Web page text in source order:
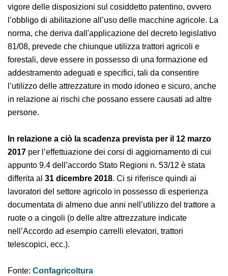
vigore delle disposizioni sul cosiddetto patentino, ovvero
l’obbligo di abilitazione all’uso delle macchine agricole. La
norma, che deriva dall'applicazione del decreto legislativo
81/08, prevede che chiunque utilizza trattori agricoli e
forestali, deve essere in possesso di una formazione ed
addestramento adeguati e specifici, tali da consentire
l’utilizzo delle attrezzature in modo idoneo e sicuro, anche
in relazione ai rischi che possano essere causati ad altre
persone.
In relazione a ciò la scadenza prevista per il 12 marzo
2017 per l’effettuazione dei corsi di aggiornamento di cui
appunto 9.4 dell’accordo Stato Regioni n. 53/12 è stata
differita al 31 dicembre 2018. Ci si riferisce quindi ai
lavoratori del settore agricolo in possesso di esperienza
documentata di almeno due anni nell’utilizzo del trattore a
ruote o a cingoli (o delle altre attrezzature indicate
nell’Accordo ad esempio carrelli elevatori, trattori
telescopici, ecc.).
Fonte: Confagricoltura